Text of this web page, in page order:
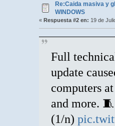
Re:Caida masiva y
WINDOWS
« Respuesta #2 en: 19 de
Full
update
computers
and more. 🧵
(1/n)